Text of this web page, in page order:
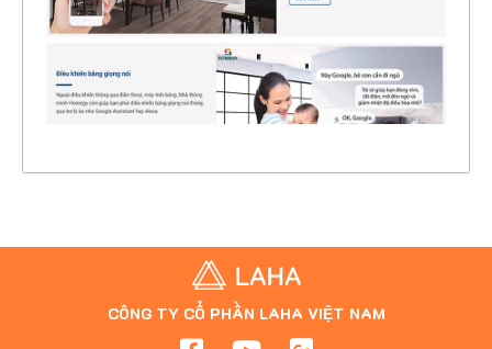
CHI TIẾT
XEM THỰC TẾ
CÔNG TY CỔ PHẦN LAHA VIỆT NAM